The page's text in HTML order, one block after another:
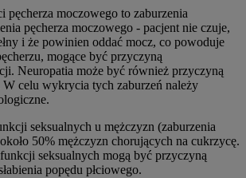
pęcherza moczowego to zaburzenia
pęcherza moczowego - pacjent nie czuje,
i że powinien oddać mocz, co powoduje
mogące być przyczyną
Neuropatia może być również przyczyną
celu wykrycia tych zaburzeń należy
seksualnych u mężczyzn (zaburzenia
50% mężczyzn chorujących na cukrzycę.
seksualnych mogą być przyczyną
popędu płciowego.